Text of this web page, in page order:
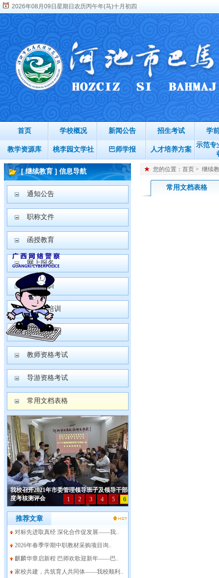
2026年08月09日星期日农历丙午年(马)十月初四
首页 学校概况 新闻公告 招生考试 学
教学资源库 桃李园文学社 巴师学报 人才培养方案
示范专
[ 继续教育 ] 信息导航
通知公告
职称文件
函授教育
网上报名
园长培训
保育员培训
普通话测试
教师资格考试
导游资格考试
常用文档表格
推荐文章
对标先进取真经 深化合作促发展——我..
2026年春季学期中职教材采购项目询..
麒麟华章启新程 巴师欢歌迎新年——巴..
家校共建，共筑育人共同体——我校顺利..
您的位置： 首页> 继续
常用文档表格